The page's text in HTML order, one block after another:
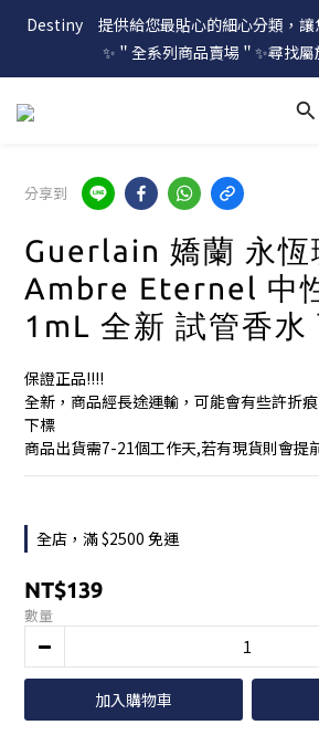
Destiny　提供給您最貼心的細心分類，
✨＂全系列商品賣場＂✨尋找
分享到
Guerlain 嬌蘭 永恆
Ambre Eternel 中
1mL 全新 試管香水
保證正品!!!!
全新，商品經長途運輸，可能會有些許折
下標
商品出貨需7-21個工作天,若有現貨則會提
全店，滿 $2500 免運
NT$139
數量
加入購物車